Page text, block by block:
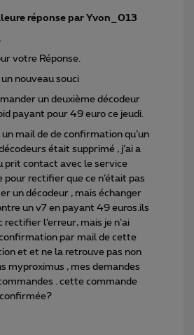
réponse par Yvon_013
votre Réponse.
un nouveau souci
un deuxième décodeur
payant pour 49 euro ce jeudi.
un mail de de confirmation qu’un
était supprimé , j’ai a
prit contact avec le service
pour rectifier que ce n’était pas
un décodeur , mais échanger
un v7 en payant 49 euros.ils
rectifier l’erreur, mais je n’ai
par mail de cette
et et ne la retrouve pas non
myproximus , mes demandes
. cette commande